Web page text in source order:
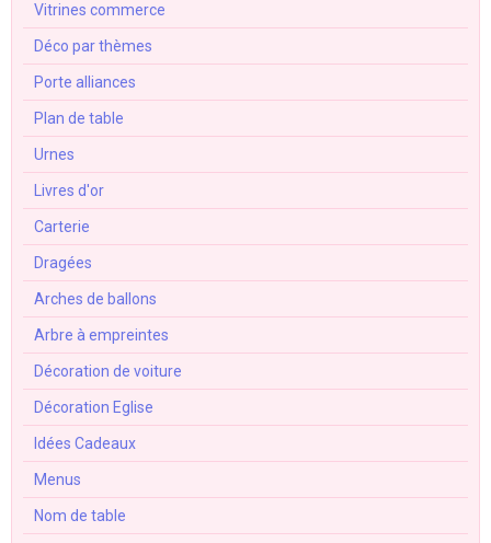
Vitrines commerce
Déco par thèmes
Porte alliances
Plan de table
Urnes
Livres d'or
Carterie
Dragées
Arches de ballons
Arbre à empreintes
Décoration de voiture
Décoration Eglise
Idées Cadeaux
Menus
Nom de table